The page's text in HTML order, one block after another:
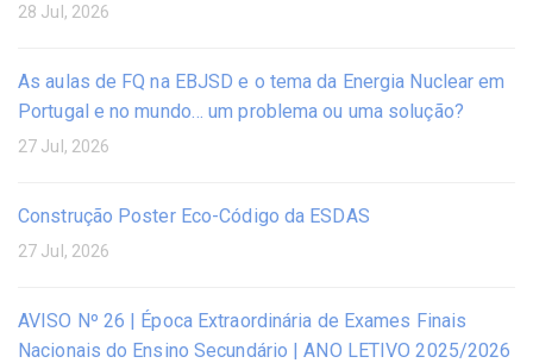
28 Jul, 2026
As aulas de FQ na EBJSD e o tema da Energia Nuclear em
Portugal e no mundo… um problema ou uma solução?
27 Jul, 2026
Construção Poster Eco-Código da ESDAS
27 Jul, 2026
AVISO Nº 26 | Época Extraordinária de Exames Finais
Nacionais do Ensino Secundário | ANO LETIVO 2025/2026